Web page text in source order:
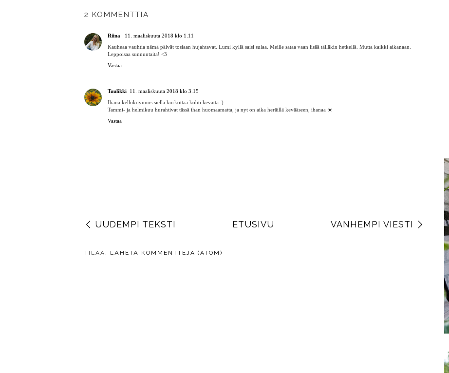
2 KOMMENTTIA
Riina
11. maaliskuuta 2018 klo 1.11
Kauheaa vauhtia nämä päivät tosiaan hujahtavat. Lumi kyllä saisi sulaa. Meille sataa vaan lisää tälläkin hetkellä. Mutta kaikki aikanaan.
Leppoisaa sunnuntaita! <3
Vastaa
Tuulikki 11. maaliskuuta 2018 klo 3.15
Ihana kelloköynnös siellä kurkottaa kohti kevättä :)
Tammi- ja helmikuu hurahtivat tässä ihan huomaamatta, ja nyt on aika heräillä kevääseen, ihanaa ☀️
Vastaa
UUDEMPI TEKSTI VANHEMPI VIESTI
ETUSIVU
TILAA: LÄHETÄ KOMMENTTEJA (ATOM)